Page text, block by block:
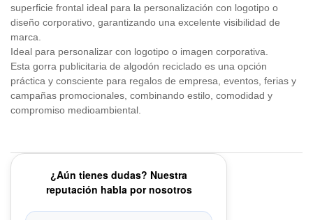
superficie frontal ideal para la personalización con logotipo o
diseño corporativo, garantizando una excelente visibilidad de
marca.
Ideal para personalizar con logotipo o imagen corporativa.
Esta gorra publicitaria de algodón reciclado es una opción
práctica y consciente para regalos de empresa, eventos, ferias y
campañas promocionales, combinando estilo, comodidad y
compromiso medioambiental.
¿Aún tienes dudas? Nuestra
reputación habla por nosotros